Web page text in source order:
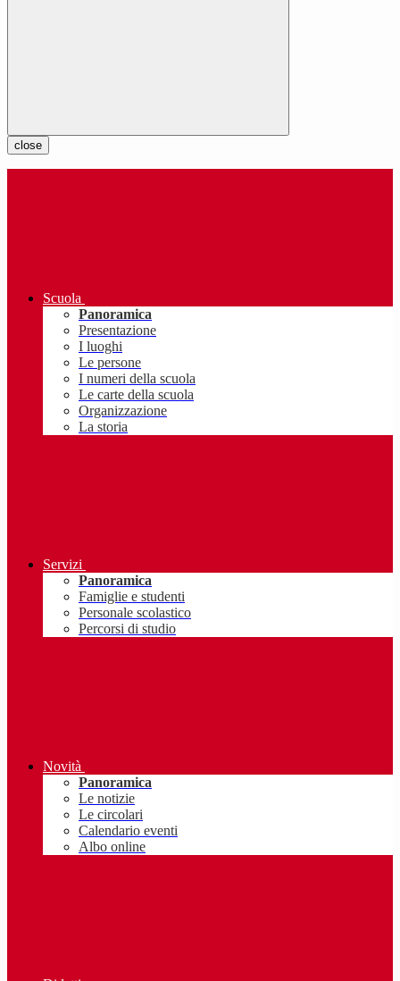
close
Scuola
Panoramica
Presentazione
I luoghi
Le persone
I numeri della scuola
Le carte della scuola
Organizzazione
La storia
Servizi
Panoramica
Famiglie e studenti
Personale scolastico
Percorsi di studio
Novità
Panoramica
Le notizie
Le circolari
Calendario eventi
Albo online